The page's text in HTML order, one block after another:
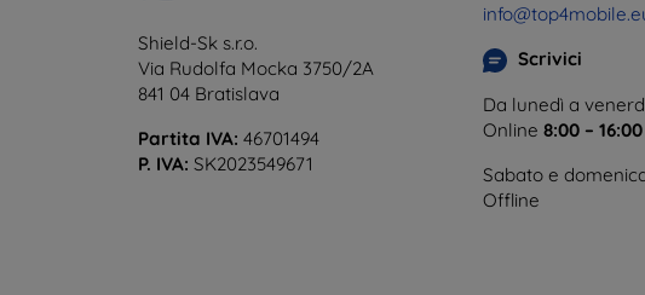
Shield-Sk s.r.o.
Via Rudolfa Mocka 3750/2A
841 04 Bratislava
Partita IVA: 46701494
P. IVA: SK2023549671
Scrivici
Da lunedì a
Online 8:00 – 16:00
Sabato e
Offline